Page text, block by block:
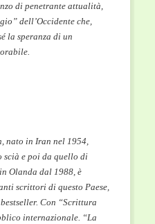
di penetrante attualità,
dell’Occidente che,
la speranza di un
nato in Iran nel 1954,
scià e poi da quello di
Olanda dal 1988, è
scrittori di questo Paese,
Con “Scrittura
internazionale. “La